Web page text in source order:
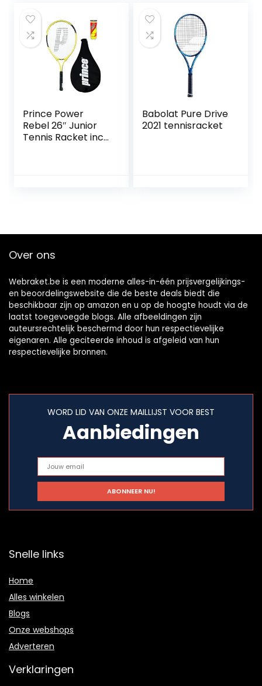
Prince Power
Rebel 26″ Junior
Tennis Racket inc
Babolat Pure Drive
2021 tennisracket
Over ons
Webraket.be is een moderne alles-in-één prijsvergelijkings-
en beoordelingswebsite die de beste deals biedt die
beschikbaar zijn op amazon en u op de hoogte houdt via de
laatst toegevoegde blogs. Alle afbeeldingen zijn
auteursrechtelijk beschermd door hun respectievelijke
eigenaren. Alle geciteerde inhoud is afgeleid van hun
respectievelijke bronnen.
WORD LID VAN ONZE MAILLIJST VOOR BEST
Aanbiedingen
Snelle links
Home
Alles winkelen
Blogs
Onze webshops
Adverteren
Verklaringen